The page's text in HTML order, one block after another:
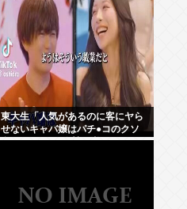
東大生「人気があるのに客にヤら
せないキャバ嬢はパチ●コのクソ
台」 Twitter民絶賛の嵐www